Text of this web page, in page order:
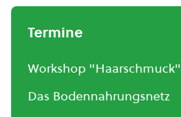
Termine
Workshop "Haarschmuck"
Das Bodennahrungsnetz